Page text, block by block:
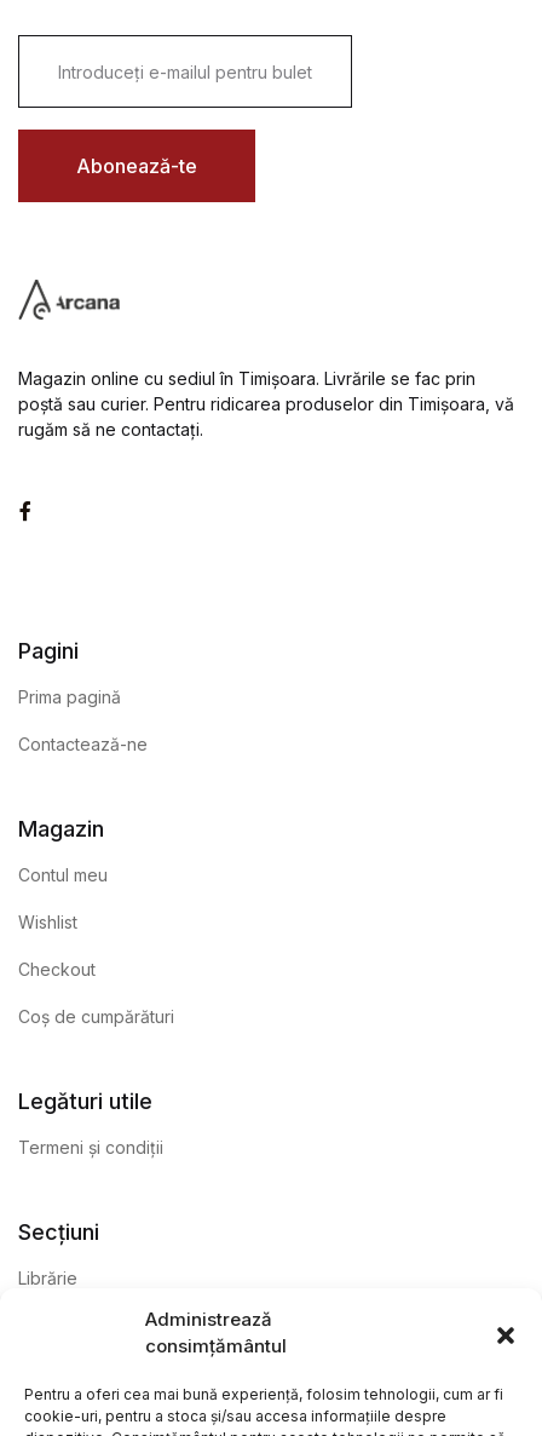
Administrează
consimțământul
Pentru a oferi cea mai bună experiență, folosim tehnologii, cum ar fi
cookie-uri, pentru a stoca și/sau accesa informațiile despre
i
l
Abonează-te
Magazin online cu sediul în Timișoara. Livrările se fac prin
poștă sau curier. Pentru ridicarea produselor din Timișoara, vă
rugăm să ne contactați.
Pagini
Prima pagină
Contactează-ne
Magazin
Contul meu
Wishlist
Checkout
Coș de cumpărături
Legături utile
Termeni și condiții
Secțiuni
Librărie